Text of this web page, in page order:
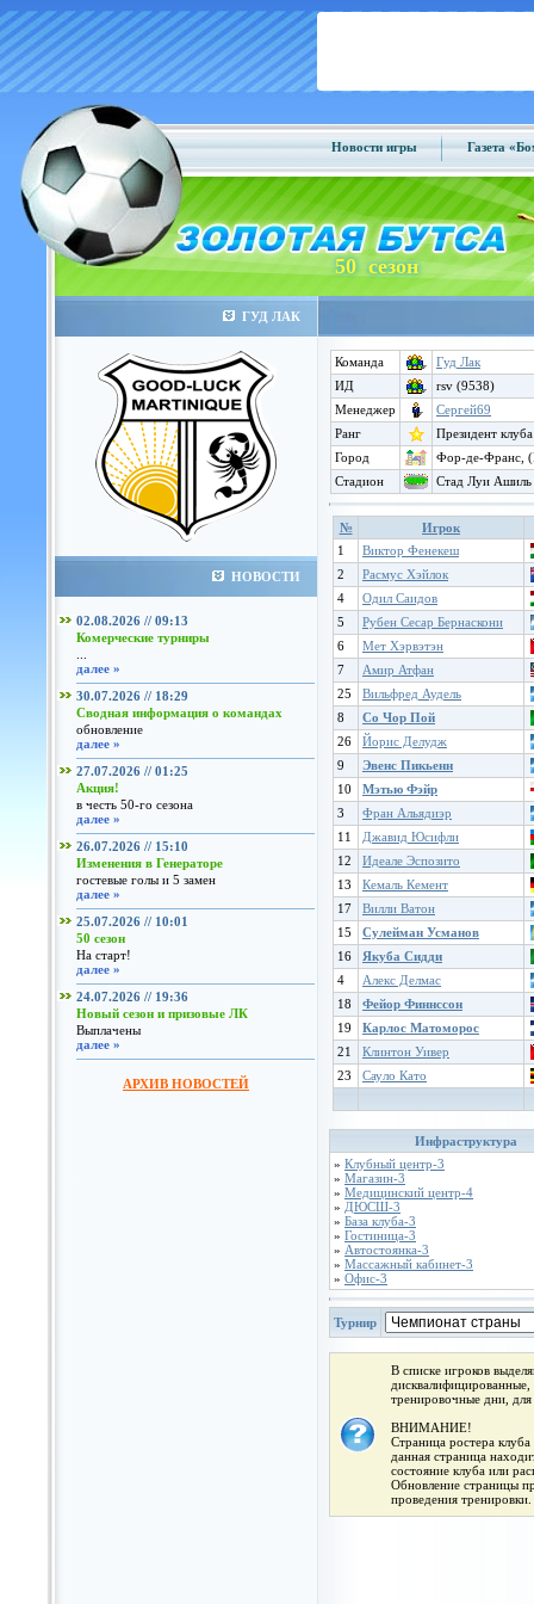
Новости игры Газета
50 сезон
ГУД ЛАК
НОВОСТИ
02.08.2026 // 09:13
Комерческие турниры
далее »
30.07.2026 // 18:29
Сводная информация о командах
обновление
далее »
27.07.2026 // 01:25
Акция!
в честь 50-го сезона
далее »
26.07.2026 // 15:10
Изменения в Генераторе
гостевые голы и 5 замен
далее »
25.07.2026 // 10:01
50 сезон
На старт!
далее »
24.07.2026 // 19:36
Новый сезон и призовые ЛК
Выплачены
далее »
АРХИВ НОВОСТЕЙ
Команда
Гуд Лак
ИД
rsv (9538)
Менеджер
Сергей69
Ранг
Президент клуба
Город
Фор-де-Франс,
Стадион
Стад Луи Ашиль
№
Игрок
1
Виктор Фенекеш
2
Расмус Хэйлок
4
Одил Саидов
5
Рубен Сесар Бернаскони
6
Мет Хэрвэтэн
7
Амир Атфан
25
Вильфред Аудель
8
Со Чор Пой
26
Йорис Делудж
9
Эвенс Пикьенн
10
Мэтью Фэйр
3
Фран Альядиэр
11
Джавид Юсифли
12
Идеале Эспозито
13
Кемаль Кемент
17
Вилли Ватон
15
Сулейман Усманов
16
Якуба Сидди
4
Алекс Делмас
18
Фейор Финнссон
19
Карлос Матоморос
21
Клинтон Уивер
23
Сауло Като
Инфраструктура
» Клубный центр-3
» Магазин-3
» Медицинский центр-4
» ДЮСШ-3
» База клуба-3
» Гостиница-3
» Автостоянка-3
» Массажный кабинет-3
» Офис-3
Турнир
В списке игроков
тренировочные дни,
ВНИМАНИЕ!
Страница ростера
данная страница
состояние клуба или
Обновление страницы
проведения тренировки.